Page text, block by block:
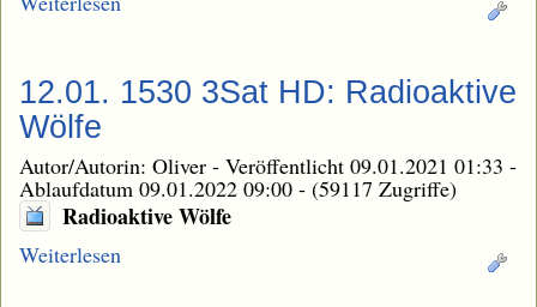
12.01. 1530 3Sat HD: Radioaktive
Wölfe
Autor/Autorin: Oliver - Veröffentlicht 09.01.2021 01:33 -
Ablaufdatum 09.01.2022 09:00 - (59117 Zugriffe)
Radioaktive Wölfe
Weiterlesen